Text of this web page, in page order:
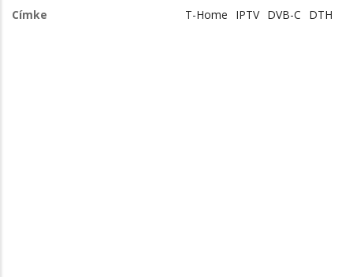
Címke T-Home IPTV DVB-C DTH